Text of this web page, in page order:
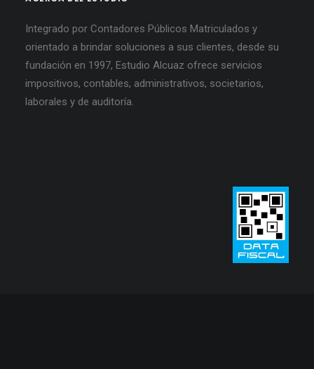
Integrado por Contadores Públicos Matriculados y
orientado a brindar soluciones a sus clientes, desde su
fundación en 1997, Estudio Alcuaz ofrece servicios
impositivos, contables, administrativos, societarios,
laborales y de auditoría.